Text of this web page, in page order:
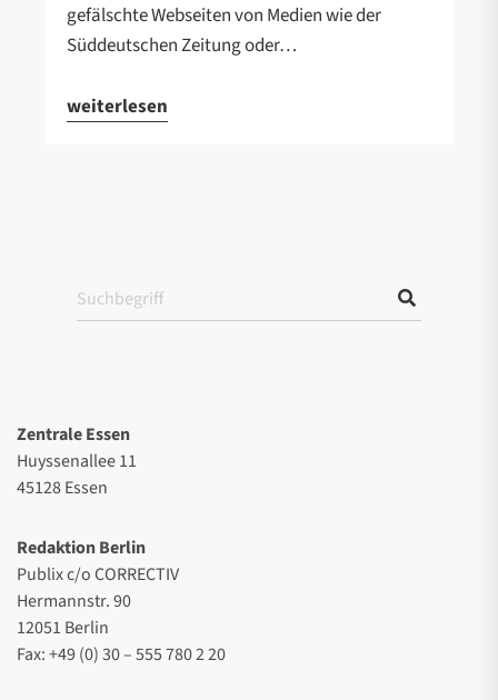
gefälschte Webseiten von Medien wie der
Süddeutschen Zeitung oder…
weiterlesen
Zentrale Essen
Huyssenallee 11
45128 Essen
Redaktion Berlin
Publix c/o CORRECTIV
Hermannstr. 90
12051 Berlin
Fax: +49 (0) 30 – 555 780 2 20